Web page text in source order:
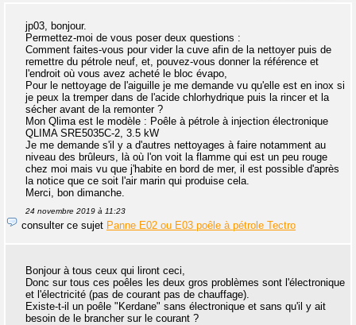
jp03, bonjour.
Permettez-moi de vous poser deux questions :
Comment faites-vous pour vider la cuve afin de la nettoyer puis de
remettre du pétrole neuf, et, pouvez-vous donner la référence et
l'endroit où vous avez acheté le bloc évapo,
Pour le nettoyage de l'aiguille je me demande vu qu'elle est en inox si
je peux la tremper dans de l'acide chlorhydrique puis la rincer et la
sécher avant de la remonter ?
Mon Qlima est le modèle : Poêle à pétrole à injection électronique
QLIMA SRE5035C-2, 3.5 kW
Je me demande s'il y a d'autres nettoyages à faire notamment au
niveau des brûleurs, là où l'on voit la flamme qui est un peu rouge
chez moi mais vu que j'habite en bord de mer, il est possible d'après
la notice que ce soit l'air marin qui produise cela.
Merci, bon dimanche.
24 novembre 2019 à 11:23
consulter ce sujet Panne E02 ou E03 poêle à pétrole Tectro
Bonjour à tous ceux qui liront ceci,
Donc sur tous ces poêles les deux gros problèmes sont l'électronique
et l'électricité (pas de courant pas de chauffage).
Existe-t-il un poêle "Kerdane" sans électronique et sans qu'il y ait
besoin de le brancher sur le courant ?